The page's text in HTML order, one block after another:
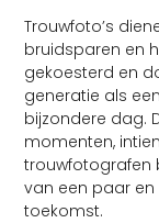
Trouwfoto’s
bruidsparen en
gekoesterd en
generatie als
bijzondere dag.
momenten,
trouwfotografen
van een paar
toekomst.